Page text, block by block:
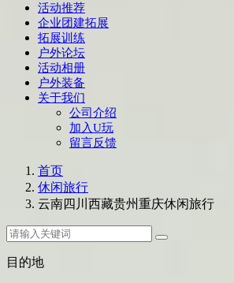
活动推荐
企业团建拓展
拓展训练
户外论坛
活动相册
户外装备
关于我们
公司介绍
加入U玩
留言反馈
首页
休闲旅行
云南四川西藏贵州重庆休闲旅行
目的地